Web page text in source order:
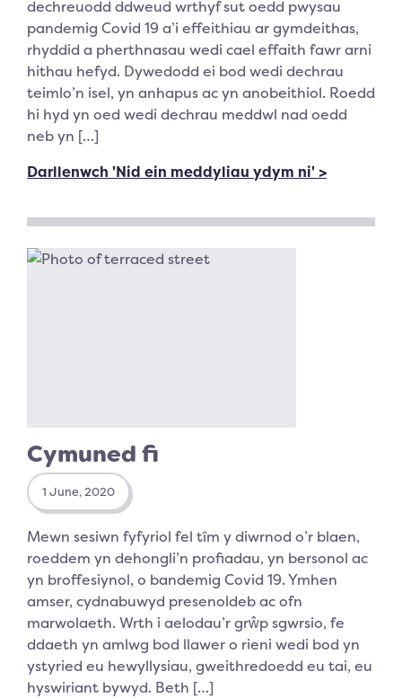
dechreuodd ddweud wrthyf sut oedd pwysau
pandemig Covid 19 a’i effeithiau ar gymdeithas,
rhyddid a pherthnasau wedi cael effaith fawr arni
hithau hefyd. Dywedodd ei bod wedi dechrau
teimlo’n isel, yn anhapus ac yn anobeithiol. Roedd
hi hyd yn oed wedi dechrau meddwl nad oedd
neb yn […]
Darllenwch 'Nid ein meddyliau ydym ni' >
Cymuned fi
1 June, 2020
Mewn sesiwn fyfyriol fel tîm y diwrnod o’r blaen,
roeddem yn dehongli’n profiadau, yn bersonol ac
yn broffesiynol, o bandemig Covid 19. Ymhen
amser, cydnabuwyd presenoldeb ac ofn
marwolaeth. Wrth i aelodau’r grŵp sgwrsio, fe
ddaeth yn amlwg bod llawer o rieni wedi bod yn
ystyried eu hewyllysiau, gweithredoedd eu tai, eu
hyswiriant bywyd. Beth […]